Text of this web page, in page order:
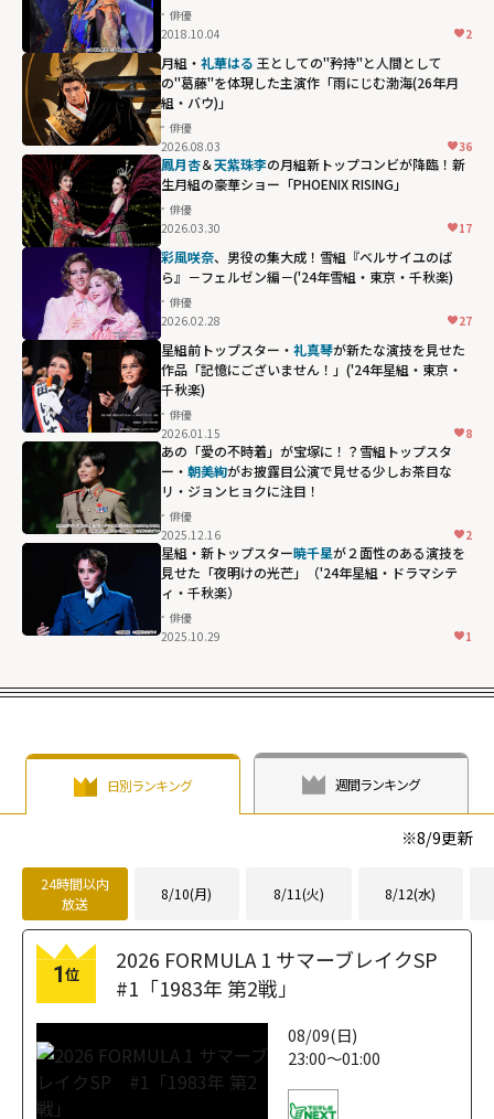
俳優
2018.10.04
2
月組・ 礼華はる
の"葛藤"を体現した主演作「雨にじむ渤海(26年月
組・バウ)」
俳優
2026.08.03
36
鳳月杏＆天紫珠李の月組新トップコンビが降臨！新
生月組の豪華ショー「PHOENIX RISING」
俳優
2026.03.30
17
彩風咲奈、男役の集大成！雪組『ベルサイユのば
ら』－フェルゼン編－('24年雪組・東京・千秋楽)
俳優
2026.02.28
27
星組前トップスター・ 礼真琴が新たな演技を見せた
作品「記憶にございません！」('24年星組・東京・
千秋楽)
俳優
2026.01.15
8
あの「愛の不時着」が宝塚に！？雪組トップスタ
ー・ 朝美絢がお披露目公演で見せる少しお茶目な
リ・ジョンヒョクに注目！
俳優
2025.12.16
2
星組・新トップスター暁千星が２面性のある演技を
見せた「夜明けの光芒」（'24年星組・ドラマシテ
ィ・千秋楽）
俳優
2025.10.29
1
日別ランキング 週間ランキング
※8/9更新
24時間以内
放送
8/10(月) 8/11(火) 8/12(水)
1位
2026 FORMULA 1 サマーブレイクSP
#1「1983年 第2戦」
08/09(日)
23:00～01:00